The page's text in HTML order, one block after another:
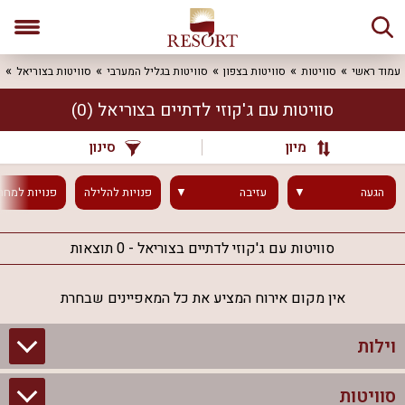
עמוד ראשי סוויטות סוויטות בצפון סוויטות בגליל המערבי סוויטות בצוריאל
סוויטות עם ג'קוזי לדתיים בצוריאל (0)
מיון סינון
הגעה עזיבה פנויותלהלילה פנויות
סוויטות עם ג'קוזי לדתיים בצוריאל - 0 תוצאות
אין מקום אירוח המציע את כל המאפיינים שבחרת
וילות
סוויטות